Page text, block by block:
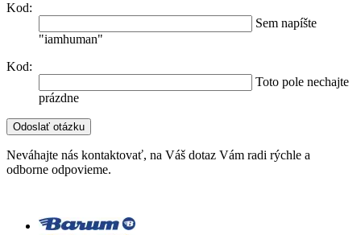
Kod:
Sem napíšte
"iamhuman"
Kod:
Toto pole nechajte
prázdne
Neváhajte nás kontaktovať, na Váš dotaz Vám radi rýchle a
odborne odpovieme.